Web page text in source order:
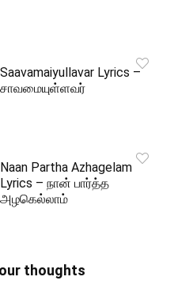
Saavamaiyullavar Lyrics –
சாவமையுள்ளவர்
Naan Partha Azhagelam
Lyrics – நான் பார்த்த
அழகெல்லாம்
thoughts